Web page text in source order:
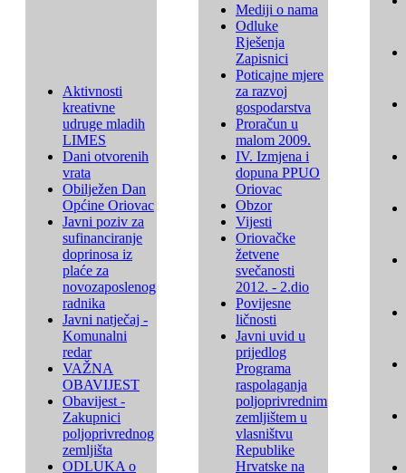
Aktivnosti
kreativne
udruge mladih
LIMES
Dani otvorenih
vrata
Obilježen Dan
Općine Oriovac
Javni poziv za
sufinanciranje
doprinosa iz
plaće za
novozaposlenog
radnika
Javni natječaj -
Komunalni
redar
VAŽNA
OBAVIJEST
Obavijest -
Zakupnici
poljoprivrednog
zemljišta
ODLUKA o
Mediji o nama
Odluke
Rješenja
Zapisnici
Poticajne mjere
za razvoj
gospodarstva
Proračun u
malom 2009.
IV. Izmjena i
dopuna PPUO
Oriovac
Obzor
Vijesti
Oriovačke
žetvene
svečanosti
2012. - 2.dio
Povijesne
ličnosti
Javni uvid u
prijedlog
Programa
raspolaganja
poljoprivrednim
zemljištem u
vlasništvu
Republike
Hrvatske na